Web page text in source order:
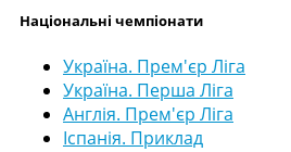
Національні чемпіонати
Україна. Прем'єр Ліга
Україна. Перша Ліга
Англія. Прем'єр Ліга
Іспанія. Приклад